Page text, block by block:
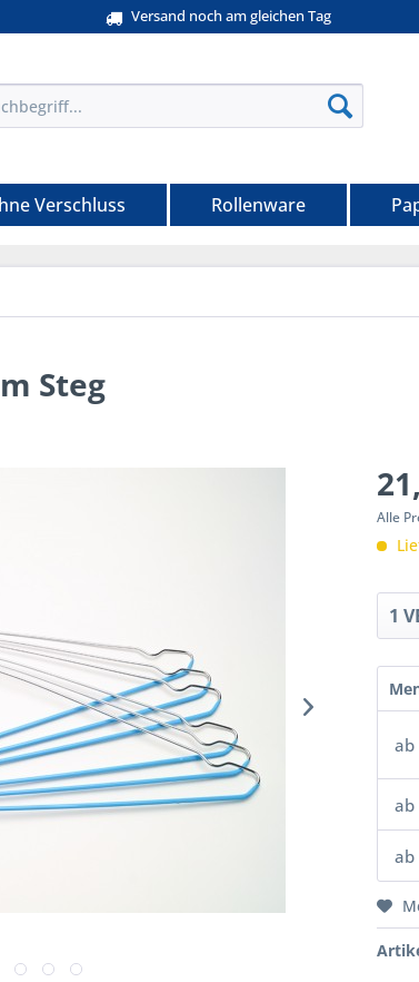
Versand noch am gleichen Tag
Verschluss Rollenware
Steg
Alle
ab
ab
ab